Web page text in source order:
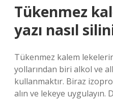
Tükenmez
yazı nasıl
Tükenmez kalem
yollarından biri alkol ve
kullanmaktır. Biraz
alın ve lekeye